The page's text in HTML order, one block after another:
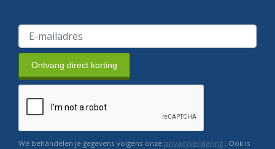
Ontvang direct korting
We behandelen je gegevens volgens onze privacyverklaring . Ook is